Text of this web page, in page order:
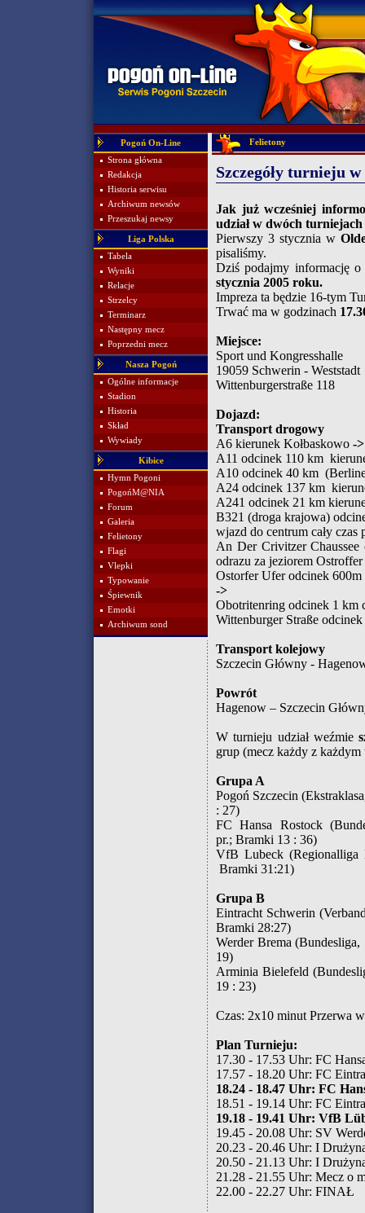
Pogoń On-Line
Strona główna
Redakcja
Historia serwisu
Archiwum newsów
Przeszukaj newsy
Liga Polska
Tabela
Wyniki
Relacje
Strzelcy
Terminarz
Następny mecz
Poprzedni mecz
Nasza Pogoń
Ogólne informacje
Stadion
Historia
Skład
Wywiady
Kibice
Hymn Pogoni
PogońM@NIA
Forum
Galeria
Felietony
Flagi
Vlepki
Typowanie
Śpiewnik
Emotki
Archiwum sond
Felietony
Szczegóły turnieju
Jak już wcześniej
udział w dwóch
Pierwszy 3 stycznia w
pisaliśmy.
Dziś podajmy informację
stycznia 2005 roku.
Impreza ta będzie 16-tym
Trwać ma w godzinach
Miejsce:
Sport und Kongresshalle
19059 Schwerin - Weststadt
Wittenburgerstraße 118
Dojazd:
Transport drogowy
A6 kierunek Kołbaskowo ->
A11 odcinek 110 km
A10 odcinek 40 km
A24 odcinek 137 km
A241 odcinek 21 km
B321 (droga krajowa)
wjazd do centrum cały
An Der Crivitzer
odrazu za jeziorem Ostroffer
Ostorfer Ufer odcinek
->
Obotritenring odcinek 1 km
Wittenburger Straße
Transport kolejowy
Szczecin Główny -
Powrót
Hagenow – Szczecin
W turnieju udział weźmie
grup (mecz każdy z
Grupa A
Pogoń Szczecin
: 27)
FC Hansa Rostock
pr.; Bramki 13 : 36)
VfB Lubeck
Bramki 31:21)
Grupa B
Eintracht Schwerin
Bramki 28:27)
Werder Brema
19)
Arminia Bielefeld
19 : 23)
Czas: 2x10 minut Przerwa
Plan Turnieju:
17.30 - 17.53 Uhr: FC
17.57 - 18.20 Uhr: FC
18.24 - 18.47 Uhr: FC
18.51 - 19.14 Uhr: FC
19.18 - 19.41 Uhr: VfB
19.45 - 20.08 Uhr: SV
20.23 - 20.46 Uhr: I
20.50 - 21.13 Uhr: I
21.28 - 21.55 Uhr: Mecz o
22.00 - 22.27 Uhr: FINAŁ